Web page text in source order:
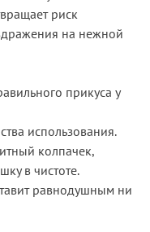
риск
на нежной
прикуса у
использования.
колпачек,
в чистоте.
равнодушным ни